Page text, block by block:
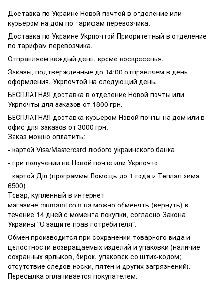
Доставка по Украине Новой почтой в отделение или
курьером на дом по тарифам перевозчика.
Доставка по Украине Укрпочтой Приоритетный в отделение
по тарифам перевозчика.
Отправляем каждый день, кроме воскресенья.
Заказы, подтвержденные до 14:00 отправляем в день
оформления, Укрпочтой на следующий день.
БЕСПЛАТНАЯ доставка в отделение Новой почты или
Укрпочты для заказов от 1800 грн.
БЕСПЛАТНАЯ доставка курьером Новой почты на дом или в
офис для заказов от 3000 грн.
Заказ можно оплатить:
- картой Visa/Mastercard любого украинского банка
- при получении на Новой почте или Укрпочте
- картой Дія (программы Помощь до 1 года и Теплая зима
6500)
Товар, купленный в интернет-
магазине mumami.com.ua можно обменять (вернуть) в
течение 14 дней с момента покупки, согласно Закона
Украины "О защите прав потребителя".
Обмен производится при сохранении товарного вида и
целостности возвращаемых изделий и упаковки (наличие
сохранных ярлыков, бирок, упаковок со штих-кодом;
отсутствие следов носки, пятен и других загрязнений).
Пересылка оплачивается покупателем.